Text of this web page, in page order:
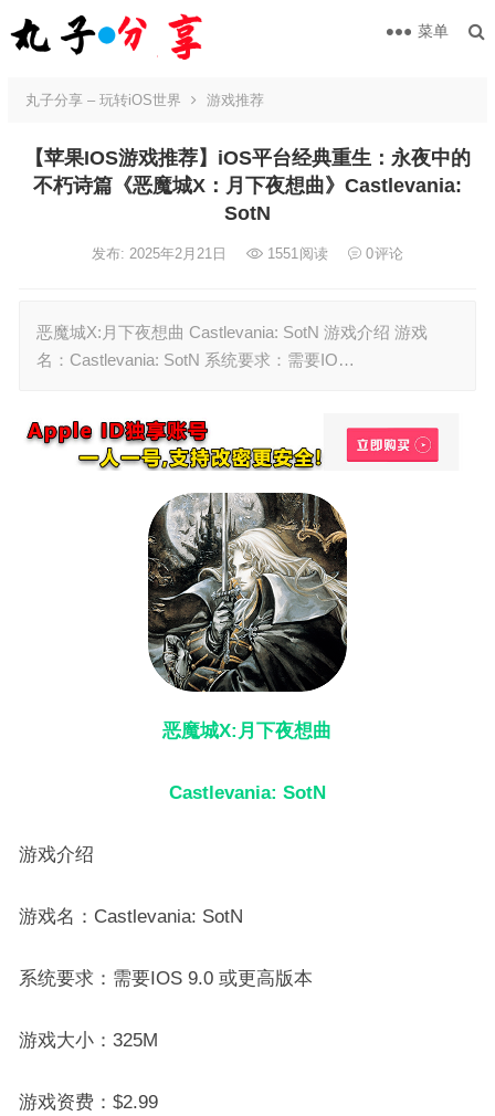
菜单
丸子分享 – 玩转iOS世界 游戏推荐
【苹果IOS游戏推荐】iOS平台经典重生：永夜中的
不朽诗篇《恶魔城X：月下夜想曲》Castlevania:
SotN
发布: 2025年2月21日 1551阅读 0评论
恶魔城X:月下夜想曲 Castlevania: SotN 游戏介绍 游戏
名：Castlevania: SotN 系统要求：需要IO…
恶魔城X:月下夜想曲
Castlevania: SotN
游戏介绍
游戏名：Castlevania: SotN
系统要求：需要IOS 9.0 或更高版本
游戏大小：325M
游戏资费：$2.99